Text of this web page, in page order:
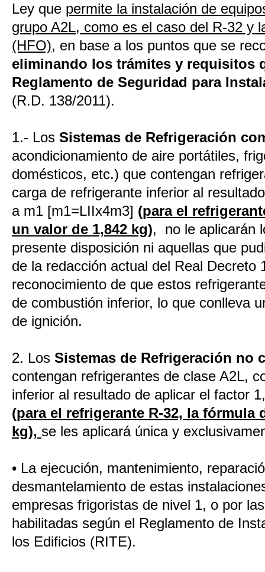
Ley que permite la instalación de
grupo A2L, como es el caso del R-32 y
(HFO), en base a los puntos que se
eliminando los trámites y requisitos
Reglamento de Seguridad para
(R.D. 138/2011).
1.- Los Sistemas de Refrigeración
acondicionamiento de aire portátiles,
domésticos, etc.) que contengan
carga de refrigerante inferior al
a m1 [m1=LIIx4m3] (para el
un valor de 1,842 kg), no le aplicarán
presente disposición ni aquellas que
de la redacción actual del Real Decreto
reconocimiento de que estos
de combustión inferior, lo que conlleva
de ignición.
2. Los Sistemas de Refrigeración no
contengan refrigerantes de clase A2L,
inferior al resultado de aplicar el factor
(para el refrigerante R-32, la fórmula
kg), se les aplicará única y
• La ejecución, mantenimiento,
desmantelamiento de estas
empresas frigoristas de nivel 1, o por
habilitadas según el Reglamento de
los Edificios (RITE).